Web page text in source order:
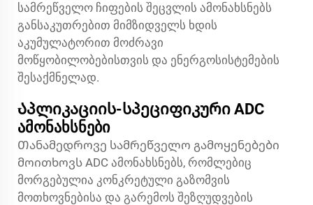
სამრეწველო ჩიფების შეცვლის ამონახსნებს
განსაკუთრებით მიმზიდველს ხდის
აკუმულატორით მოძრავი
მოწყობილობებისთვის და ენერგოსისტემების
შესაქმნელად.
Აპლიკაციის-სპეციფიკური ADC
ამონახსნები
Თანამედროვე სამრეწველო გამოყენებები
მოითხოვს ADC ამონახსნებს, რომლებიც
მორგებულია კონკრეტული გაზომვის
მოთხოვნებისა და გარემოს შეზღუდვების